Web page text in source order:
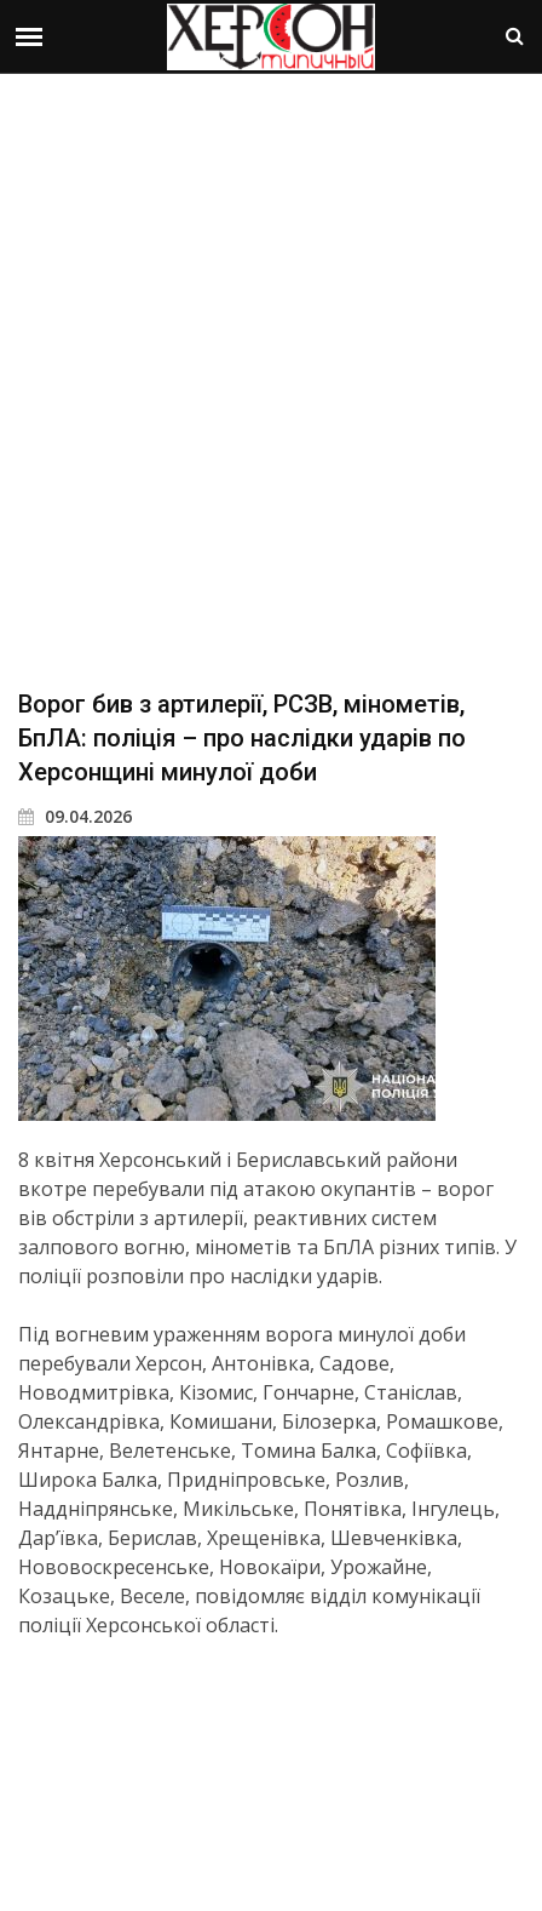
Ворог бив з артилерії, РСЗВ, мінометів,
БпЛА: поліція – про наслідки ударів по
Херсонщині минулої доби
09.04.2026
8 квітня Херсонський і Бериславський райони
вкотре перебували під атакою окупантів – ворог
вів обстріли з артилерії, реактивних систем
залпового вогню, мінометів та БпЛА різних типів. У
поліції розповіли про наслідки ударів.
Під вогневим ураженням ворога минулої доби
перебували Херсон, Антонівка, Садове,
Новодмитрівка, Кізомис, Гончарне, Станіслав,
Олександрівка, Комишани, Білозерка, Ромашкове,
Янтарне, Велетенське, Томина Балка, Софіївка,
Широка Балка, Придніпровське, Розлив,
Наддніпрянське, Микільське, Понятівка, Інгулець,
Дар’ївка, Берислав, Хрещенівка, Шевченківка,
Нововоскресенське, Новокаїри, Урожайне,
Козацьке, Веселе, повідомляє відділ комунікації
поліції Херсонської області.